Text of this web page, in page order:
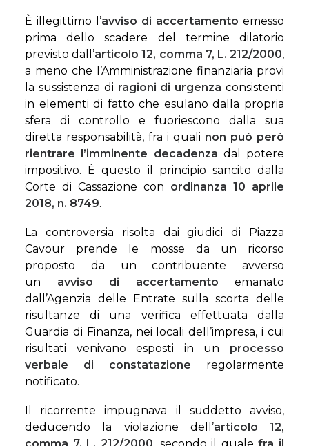
È illegittimo l’avviso di accertamento emesso
prima dello scadere del termine dilatorio
previsto dall’articolo 12, comma 7, L. 212/2000,
a meno che l’Amministrazione finanziaria provi
la sussistenza di ragioni di urgenza consistenti
in elementi di fatto che esulano dalla propria
sfera di controllo e fuoriescono dalla sua
diretta responsabilità, fra i quali non può però
rientrare l’imminente decadenza dal potere
impositivo. È questo il principio sancito dalla
Corte di Cassazione con ordinanza 10 aprile
2018, n. 8749.
La controversia risolta dai giudici di Piazza
Cavour prende le mosse da un ricorso
proposto da un contribuente avverso
un avviso di accertamento emanato
dall’Agenzia delle Entrate sulla scorta delle
risultanze di una verifica effettuata dalla
Guardia di Finanza, nei locali dell’impresa, i cui
risultati venivano esposti in un processo
verbale di constatazione regolarmente
notificato.
Il ricorrente impugnava il suddetto avviso,
deducendo la violazione dell’articolo 12,